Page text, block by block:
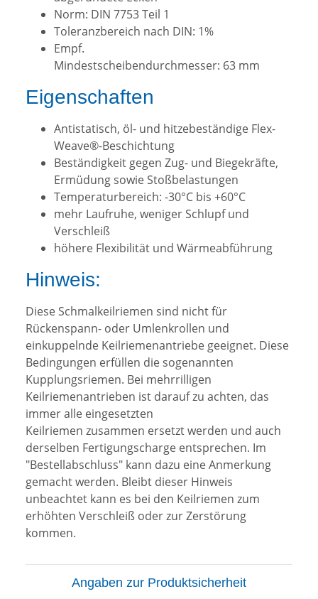
Norm: DIN 7753 Teil 1
Toleranzbereich nach DIN: 1%
Empf.
Mindestscheibendurchmesser: 63 mm
Eigenschaften
Antistatisch, öl- und hitzebeständige Flex-
Weave®-Beschichtung
Beständigkeit gegen Zug- und Biegekräfte,
Ermüdung sowie Stoßbelastungen
Temperaturbereich: -30°C bis +60°C
mehr Laufruhe, weniger Schlupf und
Verschleiß
höhere Flexibilität und Wärmeabführung
Hinweis:
Diese Schmalkeilriemen sind nicht für
Rückenspann- oder Umlenkrollen und
einkuppelnde Keilriemenantriebe geeignet. Diese
Bedingungen erfüllen die sogenannten
Kupplungsriemen. Bei mehrrilligen
Keilriemenantrieben ist darauf zu achten, das
immer alle eingesetzten
Keilriemen zusammen ersetzt werden und auch
derselben Fertigungscharge entsprechen. Im
"Bestellabschluss" kann dazu eine Anmerkung
gemacht werden. Bleibt dieser Hinweis
unbeachtet kann es bei den Keilriemen zum
erhöhten Verschleiß oder zur Zerstörung
kommen.
Angaben zur Produktsicherheit